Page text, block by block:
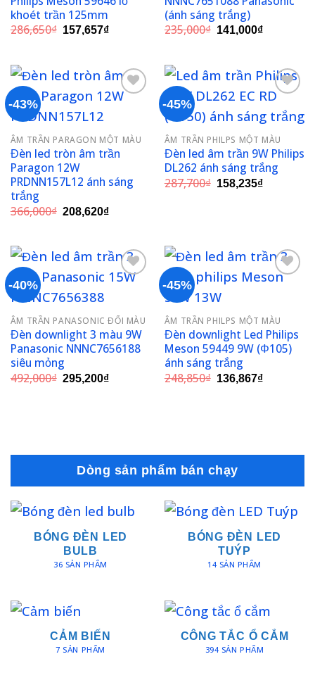
khoét trần 125mm
286,650₫ Giá
157,657₫Giá
157,657₫.
(ánh sáng trắng)
235,000₫ Giá
141,000₫Giá
141,000₫.
-43%
wishlist
ÂM TRẦN PARAGON MỘT MÀU
Đèn led tròn âm trần
Paragon 12W
PRDNN157L12 ánh sáng
trắng
366,000₫ Giá
gốc
208,620₫Giá
208,620₫.
-45%
wishlist
ÂM TRẦN PHILPS MỘT MÀU
Đèn led âm trần 9W Philips
DL262 ánh sáng trắng
287,700₫ Giá
gốc
158,235₫Giá
-40%
wishlist
ÂM TRẦN PANASONIC ĐỔI MÀU
Đèn downlight 3 màu 9W
Panasonic NNNC7656188
siêu mỏng
492,000₫ Giá
295,200₫Giá
-45%
wishlist
ÂM TRẦN PHILPS MỘT MÀU
Đèn downlight Led Philips
Meson 59449 9W (Φ105)
ánh sáng trắng
248,850₫ Giá
136,867₫Giá
Dòng sản phẩm bán chạy
BÓNG ĐÈN LED
BULB
36 SẢN PHẨM
BÓNG ĐÈN LED
TUÝP
14 SẢN PHẨM
CẢM BIẾN
7 SẢN PHẨM
CÔNG TẮC Ổ CẮM
394 SẢN PHẨM